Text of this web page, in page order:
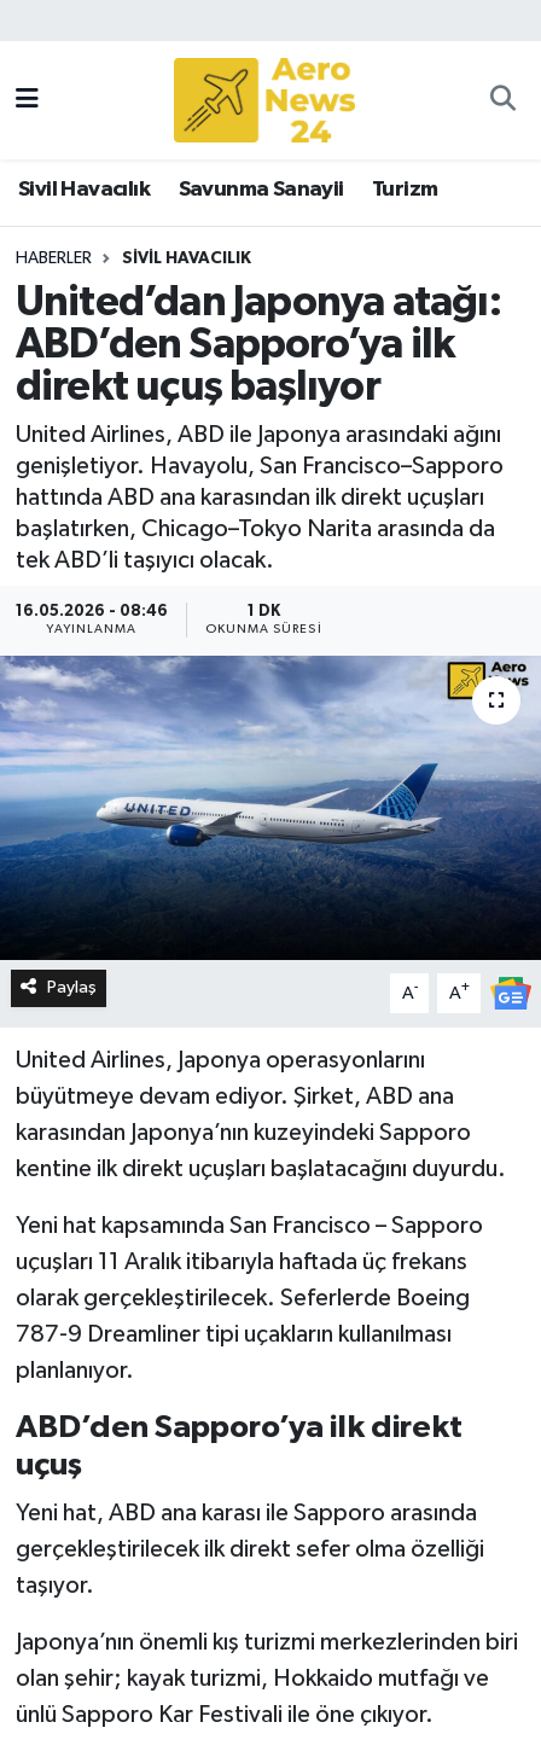
Sivil Havacılık Savunma Sanayii Turizm
HABERLER SIVIL HAVACILIK
United’dan Japonya atağı:
ABD’den Sapporo’ya ilk
direkt uçuş başlıyor
United Airlines, ABD ile Japonya arasındaki ağını
genişletiyor. Havayolu, San Francisco–Sapporo
hattında ABD ana karasından ilk direkt uçuşları
başlatırken, Chicago–Tokyo Narita arasında da
tek ABD’li taşıyıcı olacak.
16.05.2026 - 08:46
YAYINLANMA
1 DK
OKUNMA SÜRESI
Paylaş A- A+
United Airlines, Japonya operasyonlarını
büyütmeye devam ediyor. Şirket, ABD ana
karasından Japonya’nın kuzeyindeki Sapporo
kentine ilk direkt uçuşları başlatacağını duyurdu.
Yeni hat kapsamında San Francisco – Sapporo
uçuşları 11 Aralık itibarıyla haftada üç frekans
olarak gerçekleştirilecek. Seferlerde Boeing
787-9 Dreamliner tipi uçakların kullanılması
planlanıyor.
ABD’den Sapporo’ya ilk direkt
uçuş
Yeni hat, ABD ana karası ile Sapporo arasında
gerçekleştirilecek ilk direkt sefer olma özelliği
taşıyor.
Japonya’nın önemli kış turizmi merkezlerinden biri
olan şehir; kayak turizmi, Hokkaido mutfağı ve
ünlü Sapporo Kar Festivali ile öne çıkıyor.